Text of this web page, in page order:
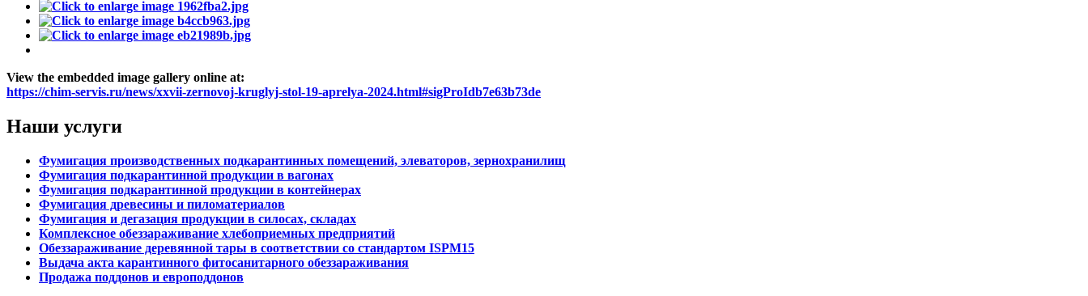
View the embedded image gallery online at:
https://chim-servis.ru/news/xxvii-zernovoj-kruglyj-stol-19-aprelya-2024.html#sigProIdb7e63b73de
Наши услуги
Фумигация производственных подкарантинных помещений, элеваторов, зернохранилищ
Фумигация подкарантинной продукции в вагонах
Фумигация подкарантинной продукции в контейнерах
Фумигация древесины и пиломатериалов
Фумигация и дегазация продукции в силосах, складах
Комплексное обеззараживание хлебоприемных предприятий
Обеззараживание деревянной тары в соответствии со стандартом ISPM15
Выдача акта карантинного фитосанитарного обеззараживания
Продажа поддонов и европоддонов